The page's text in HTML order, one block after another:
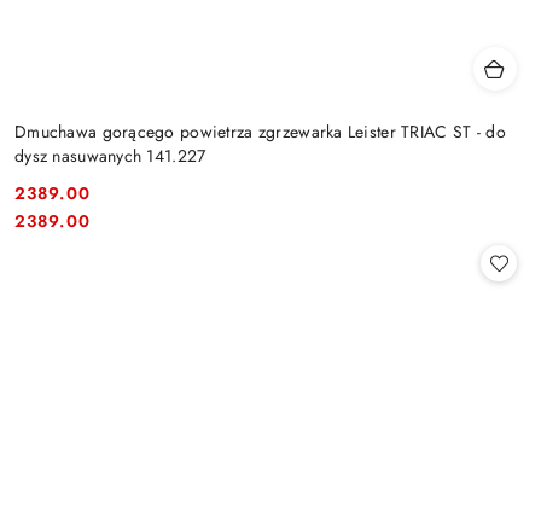
Dmuchawa gorącego powietrza zgrzewarka Leister TRIAC ST - do
dysz nasuwanych 141.227
Cena:
2389.00
Cena:
2389.00